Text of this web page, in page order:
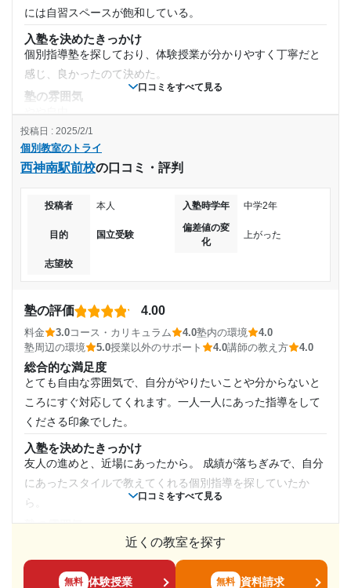
通塾頻度
週4日
1日あたりの授業時間
月額料金
目的の達成度
達成
目的の達成理由
毎日塾から帰ってきてからも勉強をして塾で習ったこと
は復習をして予習もしていたから。できないところはで
きるまで何度も繰り返して練習した。
志望校と合格状況
第一志望校： 合格
個別教室のトライ 明石駅前校の口コミをもっと見る
すぎた。だから友達ができにくく、残念な気持ちになる。
通塾期間
2017年以前〜2022年3月(4年以上)
通年
通塾頻度
週1日
1日あたりの授業時間
1時間～2時間未満
月額料金
10,001円〜20,000円
目的の達成度
口コミをすべて見る
には自習スペースが飽和している。
入塾を決めたきっかけ
個別指導塾を探しており、体験授業が分かりやすく丁寧だと
感じ、良かったのて決めた。
塾の雰囲気
料金
完全個別指導なので、他の集団塾と比べると料金は高い。そ
の分、丁寧に自分のペースで学習を進められた。
社会人講師コースを選んだが、とてもわかりやすい授業で満
足した。月謝はそれなりに高い。
社会人講師のレベルが高く、授業が分かりやすかった。スタ
塾内の環境
パソコンを使って問題をコピーすることができる。コピー機
も自由に使える。参考書も最低限の量がある。
塾周辺の環境
コンビニが近くにあって便利だった。教室は狭いので、自習
スペースが飽和状態になる時期があった。
授業以外のサポート
(相談・面談、家庭学習のサポート、授業以外のコミュニケーション等)
定期的に三者面談があり、進路のことや現在の学習状況など
を共有、改善する事ができた。
利用詳細
2018年4月〜2023年3月(5年)
入塾時の学年
口コミをすべて見る
個別教室のトライ
西神南駅前校の口コミ・評判
投稿日 : 2025/2/1
投稿者 本人 入塾時学年 中学2年
目的 国立受験
偏差値の変
化
上がった
志望校
塾の評価 4.00
料金 3.0コース・カリキュラム 4.0塾内の環境
4.0
塾周辺の環境
5.0授業以外のサポート 4.0講師の教え方 4.0
総合的な満足度
とても自由な雰囲気で、自分がやりたいことや分からないと
ころにすぐ対応してくれます。一人一人にあった指導をして
くださる印象でした。
入塾を決めたきっかけ
友人の進めと、近場にあったから。 成績が落ちぎみで、自分
にあったスタイルで教えてくれる個別指導を探していたか
ら。
料金
個別指導なので少し高めなのではないかなと思います。 しか
近くの教室を探す
無料 体験授業 無料 資料請求